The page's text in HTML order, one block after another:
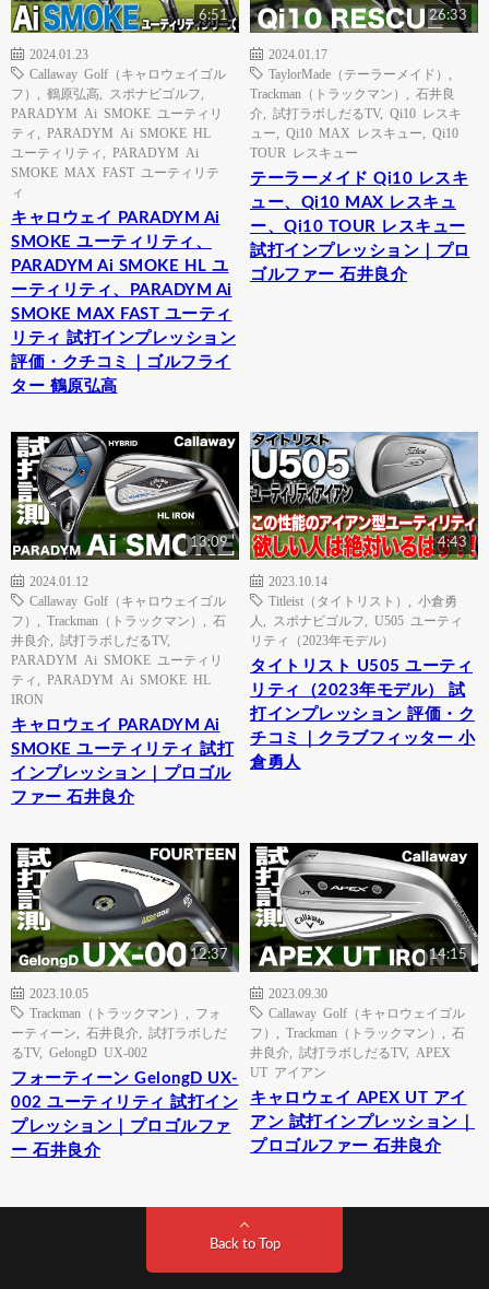
6:51
2024.01.23
Callaway Golf（キャロウェイゴル
フ）
鶴原弘高 スポナビゴルフ
PARADYM Ai SMOKE ユーティリ
ティ
PARADYM Ai SMOKE HL
ユーティリティ
PARADYM Ai
SMOKE MAX FAST ユーティリテ
ィ
キャロウェイ PARADYM Ai
SMOKE ユーティリティ、
PARADYM Ai SMOKE HL ユ
ーティリティ、PARADYM Ai
SMOKE MAX FAST ユーティ
リティ 試打インプレッション
評価・クチコミ｜ゴルフライ
ター 鶴原弘高
26:33
2024.01.17
TaylorMade（テーラーメイド）
Trackman（トラックマン）
石井良
介
試打ラボしだるTV, Qi10 レスキ
ュー
Qi10 MAX レスキュー
Qi10
TOUR レスキュー
テーラーメイド Qi10 レスキ
ュー、Qi10 MAX レスキュ
ー、Qi10 TOUR レスキュー
試打インプレッション｜プロ
ゴルファー 石井良介
13:09
2024.01.12
Callaway Golf（キャロウェイゴル
フ）
Trackman（トラックマン）
石
井良介
試打ラボしだるTV,
PARADYM Ai SMOKE ユーティリ
ティ
PARADYM Ai SMOKE HL
IRON
キャロウェイ PARADYM Ai
SMOKE ユーティリティ 試打
インプレッション｜プロゴル
ファー 石井良介
4:43
2023.10.14
Titleist（タイトリスト）
小倉勇
人
スポナビゴルフ
U505 ユーティ
リティ（2023年モデル）
タイトリスト U505 ユーティ
リティ（2023年モデル） 試
打インプレッション 評価・ク
チコミ｜クラブフィッター 小
倉勇人
12:37
2023.10.05
Trackman（トラックマン）
フォ
ーティーン
石井良介
試打ラボしだ
るTV, GelongD UX-002
フォーティーン GelongD UX-
002 ユーティリティ 試打イン
プレッション｜プロゴルファ
ー 石井良介
14:15
2023.09.30
Callaway Golf（キャロウェイゴル
フ）
Trackman（トラックマン）
石
井良介
試打ラボしだるTV, APEX
UT アイアン
キャロウェイ APEX UT アイ
アン 試打インプレッション｜
プロゴルファー 石井良介
Back to Top